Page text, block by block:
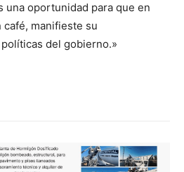
una oportunidad para que en
manifieste su
del gobierno.»